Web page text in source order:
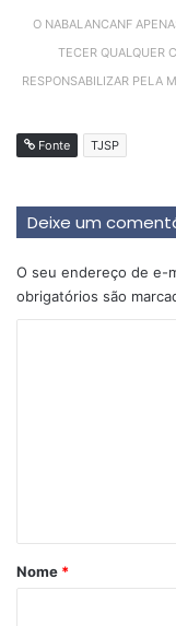
O NABALANCANF
TECER QUALQUER
RESPONSABILIZAR PELA
Fonte TJSP
Deixe um
O seu endereço de e-
obrigatórios são
r
Nome *